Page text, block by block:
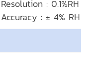
Resolution : 0.1%RH
Accuracy : ± 4% RH